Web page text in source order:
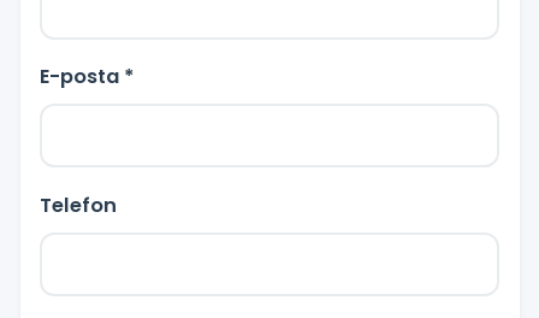
E-posta *
Telefon